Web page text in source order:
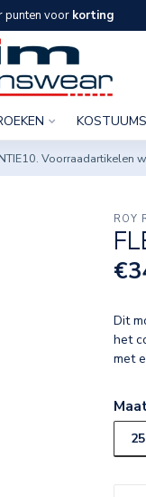
punten voor korting
ROY
Dit
het
met
25